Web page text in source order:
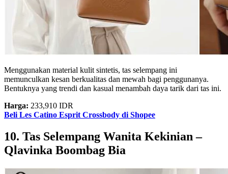
Menggunakan material kulit sintetis, tas selempang ini
memunculkan kesan berkualitas dan mewah bagi penggunanya.
Bentuknya yang trendi dan kasual menambah daya tarik dari tas ini.
Harga: 233,910 IDR
Beli Les Catino Esprit Crossbody di Shopee
10. Tas Selempang Wanita Kekinian –
Qlavinka Boombag Bia